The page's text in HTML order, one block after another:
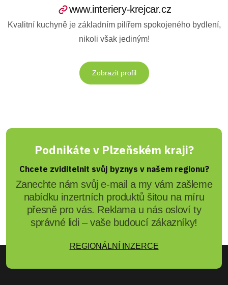
www.interiery-krejcar.cz
Kvalitní kuchyně je základním pilířem spokojeného bydlení,
nikoli však jediným!
Zobrazit profil
Podnikáte v Plzeňském kraji?
Chcete zviditelnit svůj byznys v našem regionu?
Zanechte nám svůj e-mail a my vám zašleme
nabídku inzertních produktů šitou na míru
přesně pro vás. Reklama u nás osloví ty
správné lidi – vaše budoucí zákazníky!
REGIONÁLNÍ INZERCE